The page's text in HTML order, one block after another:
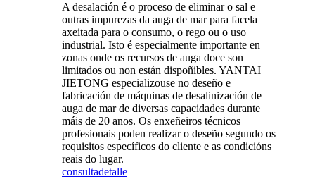
A desalación é o proceso de eliminar o sal e
outras impurezas da auga de mar para facela
axeitada para o consumo, o rego ou o uso
industrial. Isto é especialmente importante en
zonas onde os recursos de auga doce son
limitados ou non están dispoñibles. YANTAI
JIETONG especializouse no deseño e
fabricación de máquinas de desalinización de
auga de mar de diversas capacidades durante
máis de 20 anos. Os enxeñeiros técnicos
profesionais poden realizar o deseño segundo os
requisitos específicos do cliente e as condicións
reais do lugar.
consultadetalle